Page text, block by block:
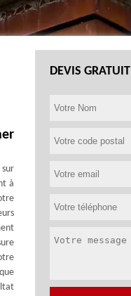
sur
à
DEVIS GRATUIT